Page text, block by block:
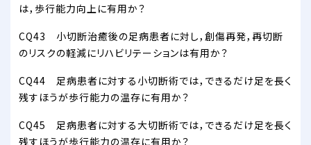
は，歩行能力向上に有用か？
CQ43 小切断治癒後の足病患者に対し，創傷再発，再切断
のリスクの軽減にリハビリテーションは有用か？
CQ44 足病患者に対する小切断術では，できるだけ足を長く
残すほうが歩行能力の温存に有用か？
CQ45 足病患者に対する大切断術では，できるだけ足を長く
残すほうが歩行能力の温存に有用か？